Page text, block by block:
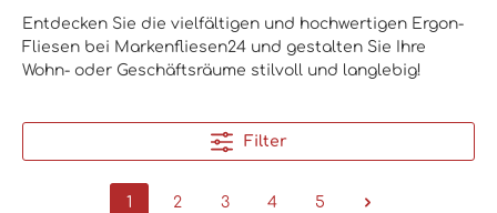
Entdecken Sie die vielfältigen und hochwertigen Ergon-
Fliesen bei Markenfliesen24 und gestalten Sie Ihre
Wohn- oder Geschäftsräume stilvoll und langlebig!
Filter
1 2 3 4 5